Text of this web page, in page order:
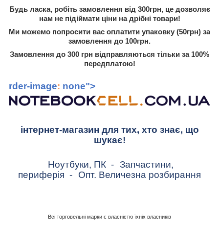
Будь ласка, робіть замовлення від 300грн, це дозволяє
нам не підіймати ціни на дрібні товари!
Ми можемо попросити вас оплатити упаковку (50грн) за
замовлення до 100грн.
Замовлення до 300 грн відправляються тільки за 100%
передплатою!
rder-image: none">
інтернет-магазин для тих, хто знає, що
шукає!
Ноутбуки, ПК - Запчастини,
периферія - Опт. Величезна розбирання
Всі торговельні марки є власністю їхніх власників